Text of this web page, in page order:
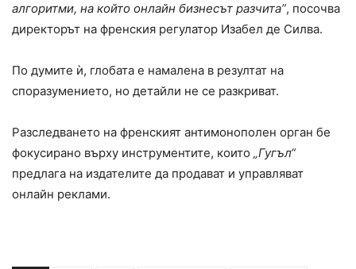
алгоритми, на който онлайн бизнесът разчита”, посочва
директорът на френския регулатор Изабел де Силва.
По думите ѝ, глобата е намалена в резултат на
споразумението, но детайли не се разкриват.
Разследването на френският антимонополен орган бе
фокусирано върху инструментите, които „Гугъл“
предлага на издателите да продават и управляват
онлайн реклами.